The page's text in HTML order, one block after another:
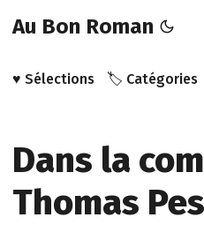
Au Bon Roman
♥️ Sélections 🏷️ Catégories
Dans la
Thomas